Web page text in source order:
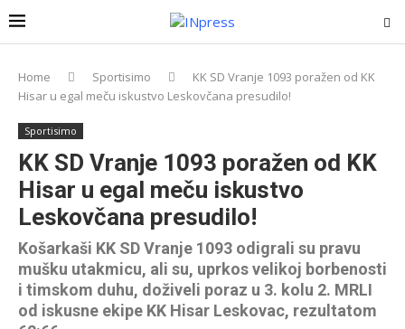
Home Sportisimo
KK SD Vranje 1093 poražen od KK
Hisar u egal meču iskustvo Leskovčana presudilo!
Sportisimo
KK SD Vranje 1093 poražen od KK
Hisar u egal meču iskustvo
Leskovčana presudilo!
Košarkaši KK SD Vranje 1093 odigrali su pravu
mušku utakmicu, ali su, uprkos velikoj borbenosti
i timskom duhu, doživeli poraz u 3. kolu 2. MRLI
od iskusne ekipe KK Hisar Leskovac, rezultatom